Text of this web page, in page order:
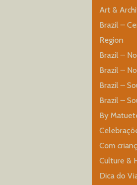
Art &
Brazil –
Region
Brazil –
Brazil –
Brazil –
Brazil –
By
Com
Culture &
Dica do